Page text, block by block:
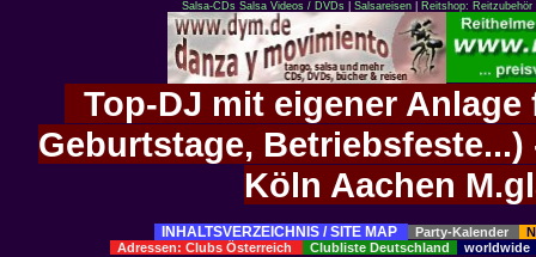
Salsa-CDs Salsa Videos / DVDs| Salsareisen| Reitshop:
Top-DJ mit eigener
Geburtstage,
Köln Aachen
INHALTSVERZEICHNIS / SITE MAP Party-Kalender
Adressen: Clubs Österreich
Clubliste Deutschland worldwide